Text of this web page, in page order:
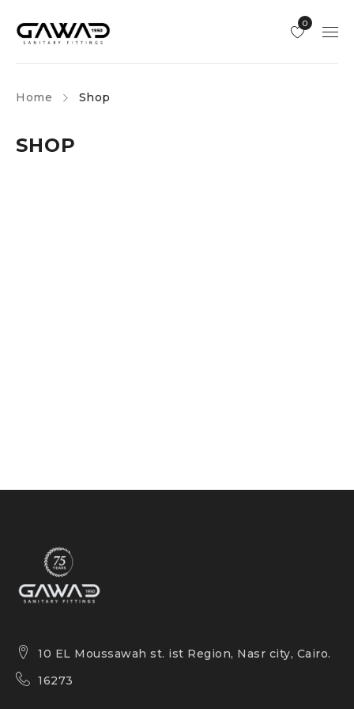
0
Home Shop
SHOP
10 EL Moussawah st. ist Region, Nasr city, Cairo.
16273